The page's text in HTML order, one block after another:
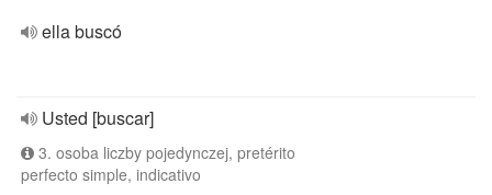
ella buscó
Usted [buscar]
3. osoba liczby pojedynczej, pretérito
perfecto simple, indicativo